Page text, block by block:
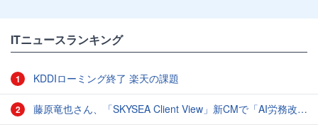
ITニュースランキング
1 KDDIローミング終了 楽天の課題
2 藤原竜也さん、「SKYSEA Client View」新CMで「AI労務改善」をアピール 働き方をAIが分析したら「すぐに休んで」と言われる？